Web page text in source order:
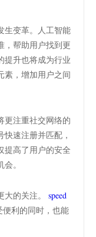
生变革。人工智能
，帮助用户找到更
提升也将成为行业
素，增加用户之间
更注重社交网络的
速注册并匹配，
提高了用户的安全
。
的关注。 speed
利的同时，也能